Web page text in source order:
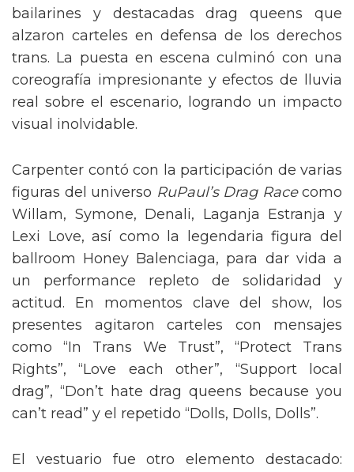
bailarines y destacadas drag queens que
alzaron carteles en defensa de los derechos
trans. La puesta en escena culminó con una
coreografía impresionante y efectos de lluvia
real sobre el escenario, logrando un impacto
visual inolvidable.
Carpenter contó con la participación de varias
figuras del universo RuPaul’s Drag Racecomo
Willam, Symone, Denali, Laganja Estranja y
Lexi Love, así como la legendaria figura del
ballroom Honey Balenciaga, para dar vida a
un performance repleto de solidaridad y
actitud. En momentos clave del show, los
presentes agitaron carteles con mensajes
como “In Trans We Trust”, “Protect Trans
Rights”, “Love each other”, “Support local
drag”, “Don’t hate drag queens because you
can’t read” y el repetido “Dolls, Dolls, Dolls”.
El vestuario fue otro elemento destacado: